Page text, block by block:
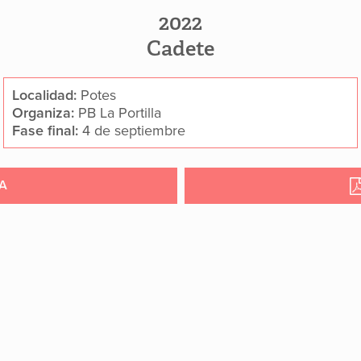
2022
Cadete
Localidad: Potes
Organiza: PB La Portilla
Fase final: 4 de septiembre